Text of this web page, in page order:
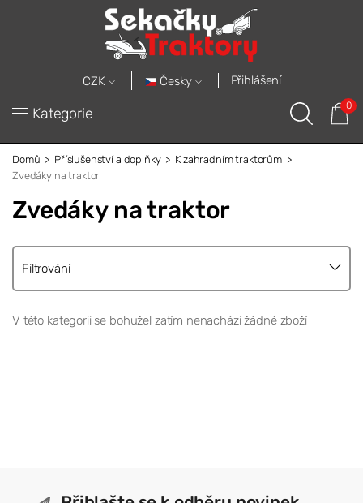
CZK Česky Přihlášení
Kategorie 0
Domů Příslušenství a doplňky
K zahradním traktorům
Zvedáky na traktor
Zvedáky na traktor
Filtrování
V této kategorii se bohužel zatím nenachází žádné zboží